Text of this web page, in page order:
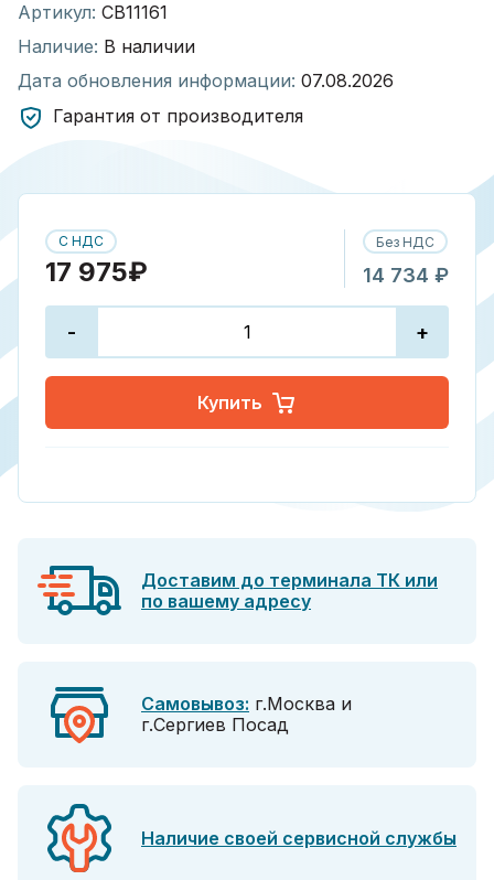
Артикул: СВ11161
Наличие: В наличии
Дата обновления информации: 07.08.2026
Гарантия от производителя
С НДС
17 975₽
Без НДС
14 734 ₽
- +
Купить
Доставим до терминала ТК или
по вашему адресу
Самовывоз: г.Москва и
г.Сергиев Посад
Наличие своей сервисной службы